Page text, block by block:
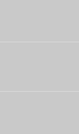
見る ◆